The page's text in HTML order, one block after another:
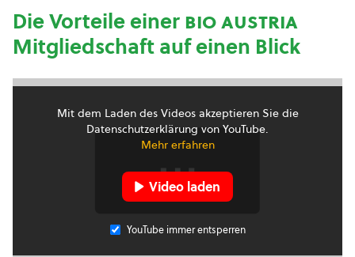
Die Vorteile einerbio austria
Mitgliedschaft auf einen Blick
Mit dem Laden des Videos akzeptieren Sie die
Datenschutzerklärung von YouTube.
Mehr erfahren
Video laden
YouTube immer entsperren